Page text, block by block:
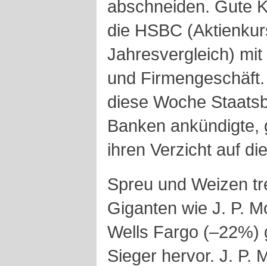
abschneiden. Gute
die HSBC
Jahresvergleich)
und
diese Woche
Banken
ihren Verzicht auf
Spreu und Weizen
Giganten wie J. P.
Wells Fargo (–22%)
Sieger hervor. J. P.